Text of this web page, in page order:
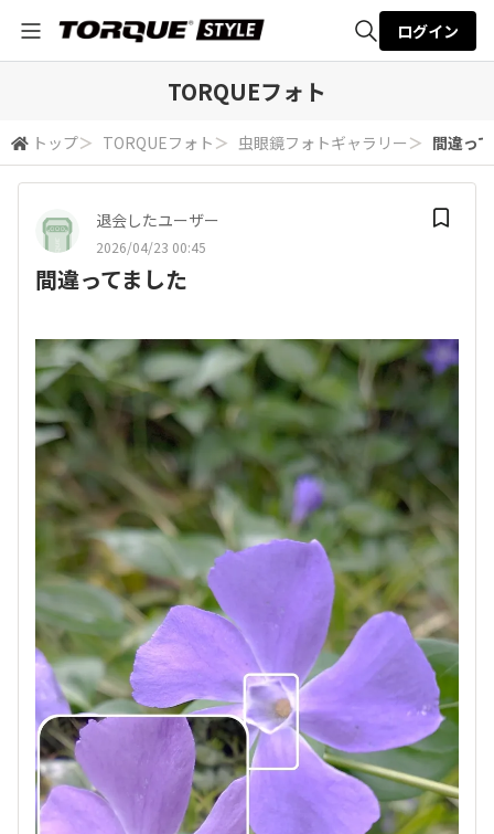
検索
ログイン
TORQUEフォト
トップ＞ TORQUEフォト ＞ 虫眼鏡フォトギャラリー ＞ 間違っ
退会したユーザー
2026/04/23 00:45
間違ってました